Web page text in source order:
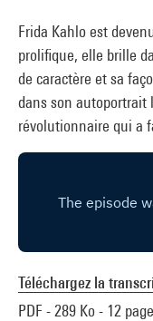
Frida Kahlo est
prolifique, elle brille
de caractère et sa
dans son autoportrait
révolutionnaire qui a
Téléchargez la
PDF - 289 Ko - 12